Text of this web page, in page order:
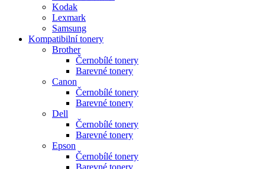
Kodak
Lexmark
Samsung
Kompatibilní tonery
Brother
Černobílé tonery
Barevné tonery
Canon
Černobílé tonery
Barevné tonery
Dell
Černobílé tonery
Barevné tonery
Epson
Černobílé tonery
Barevné tonery